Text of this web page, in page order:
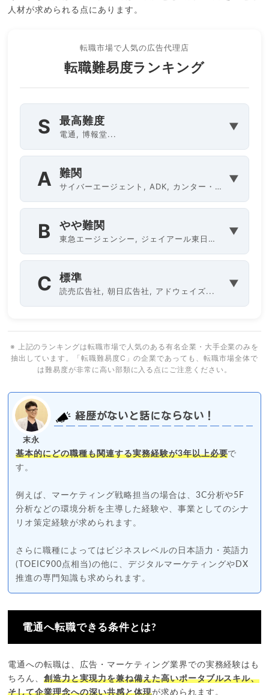
人材が求められる点にあります。
転職市場で人気の広告代理店
転職難易度ランキング
S 最高難度
電通, 博報堂...
▼
A 難関
サイバーエージェント, ADK, カンター・ジャパン...
▼
B やや難関
東急エージェンシー, ジェイアール東日本企画, 大広...
▼
C 標準
読売広告社, 朝日広告社, アドウェイズ...
▼
※ 上記のランキングは転職市場で人気のある有名企業・大手企業のみを
抽出しています。「転職難易度C」の企業であっても、転職市場全体で
は難易度が非常に高い部類に入る点にご注意ください。
末永
経歴がないと話にならない！
基本的にどの職種も関連する実務経験が3年以上必要で
す。
例えば、マーケティング戦略担当の場合は、3C分析や5F
分析などの環境分析を主導した経験や、事業としてのシナ
リオ策定経験が求められます。
さらに職種によってはビジネスレベルの日本語力・英語力
(TOEIC900点相当)の他に、デジタルマーケティングやDX
推進の専門知識も求められます。
電通へ転職できる条件とは?
電通への転職は、広告・マーケティング業界での実務経験はも
ちろん、創造力と実現力を兼ね備えた高いポータブルスキル、
そして企業理念への深い共感と体現が求められます。